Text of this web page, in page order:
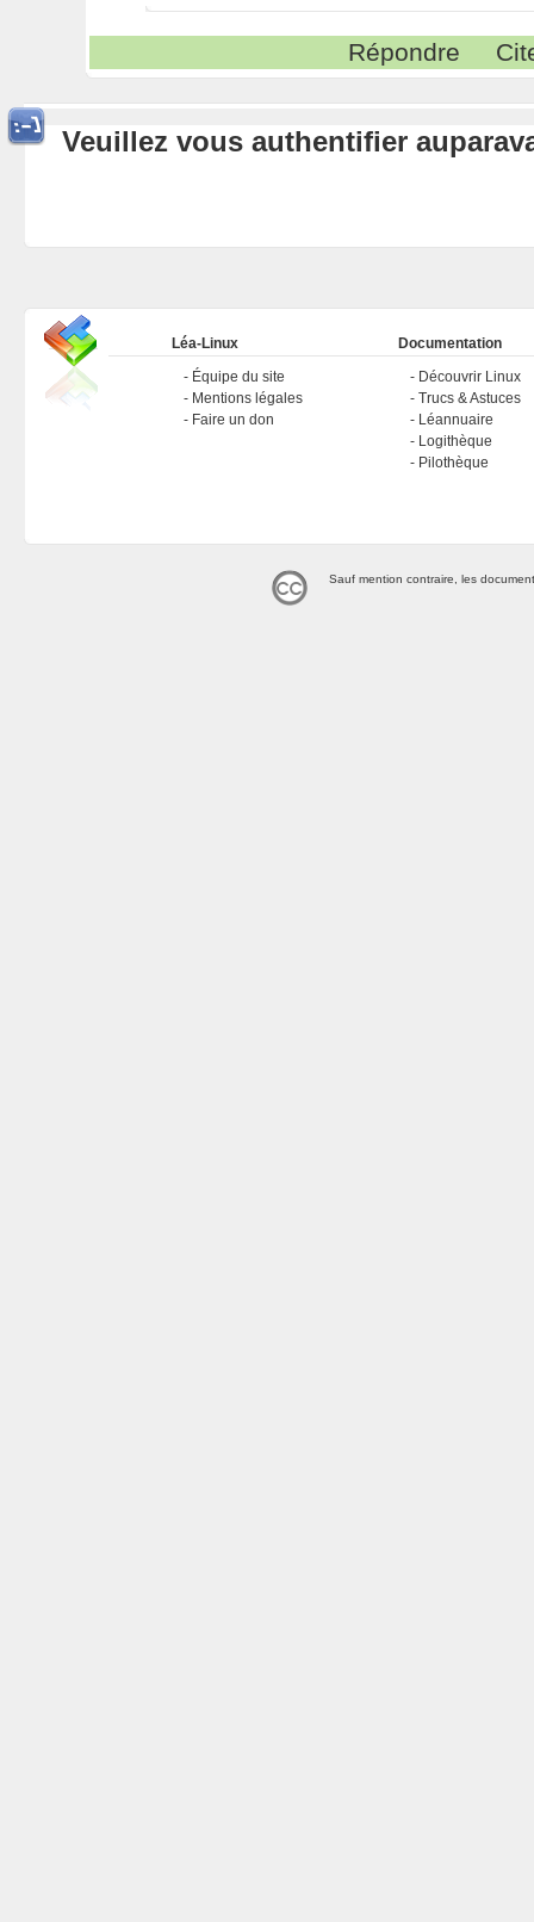
Répondre
Veuillez vous authentifier
Léa-Linux
Équipe du site
Mentions légales
Faire un don
Documentation
Découvrir Linux
Trucs & Astuces
Léannuaire
Logithèque
Pilothèque
Sauf mention contraire, les